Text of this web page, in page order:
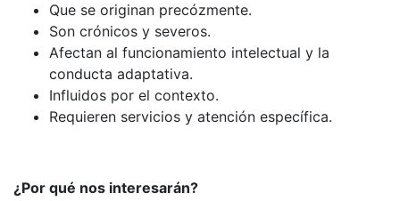
Que se originan precózmente.
Son crónicos y severos.
Afectan al funcionamiento intelectual y la
conducta adaptativa.
Influidos por el contexto.
Requieren servicios y atención específica.
¿Por qué nos interesarán?